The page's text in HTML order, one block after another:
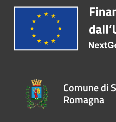
Comune di
Romagna